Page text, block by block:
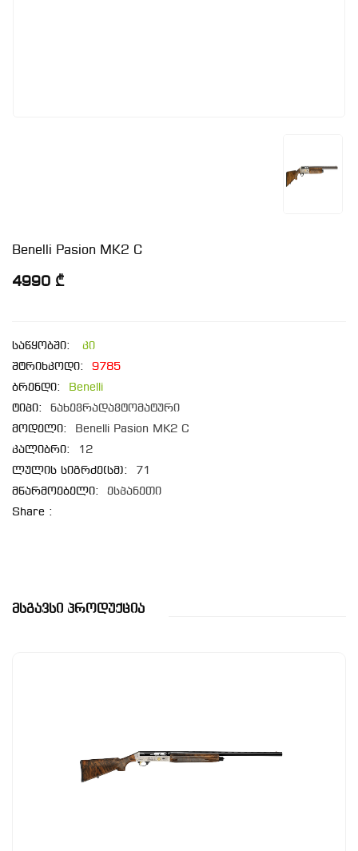
Benelli Pasion MK2 C
4990 ₾
საწყობში:
კი
შტრიხკოდი:
9785
ბრენდი:
Benelli
ტიპი:
ნახევრადავტომატური
მოდელი:
Benelli Pasion MK2 C
კალიბრი:
12
ლულის სიგრძე(სმ):
71
მწარმოებელი:
ესპანეთი
Share :
Მსგავსი Პროდუქცია